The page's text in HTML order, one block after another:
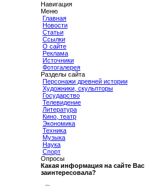
Навигация
Меню
Главная
Новости
Статьи
Ссылки
О сайте
Реклама
Источники
Фотогалерея
Разделы сайта
Персонажи древней истории
Художники, скульпторы
Государство
Телевидение
Литература
Кино, театр
Экономика
Техника
Музыка
Наука
Спорт
Опросы
Какая информация на сайте Вас
заинтересовала?